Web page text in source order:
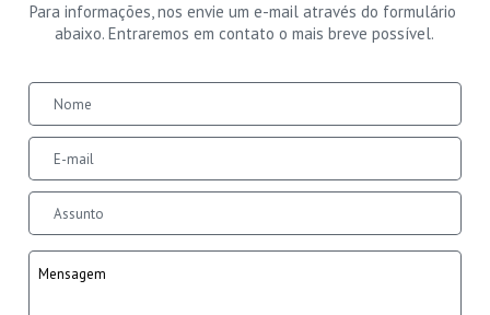
Para informações, nos envie um e-mail através do formulário
abaixo. Entraremos em contato o mais breve possível.